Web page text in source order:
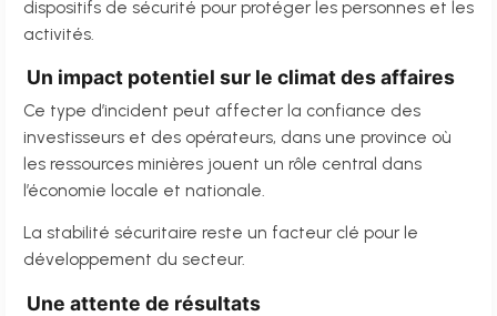
dispositifs de sécurité pour protéger les personnes et les
activités.
Un impact potentiel sur le climat des affaires
Ce type d’incident peut affecter la confiance des
investisseurs et des opérateurs, dans une province où
les ressources minières jouent un rôle central dans
l’économie locale et nationale.
La stabilité sécuritaire reste un facteur clé pour le
développement du secteur.
Une attente de résultats